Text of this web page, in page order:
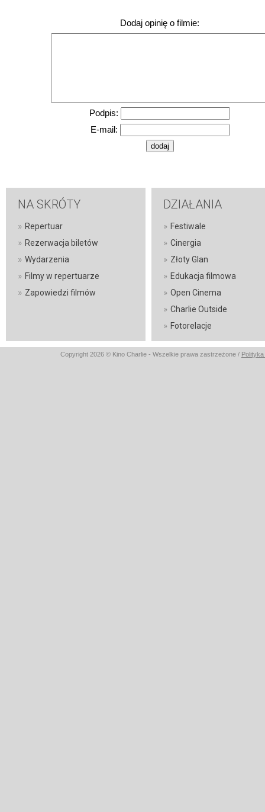
Dodaj opinię o filmie:
Podpis:
E-mail:
NA SKRÓTY
» Repertuar
» Rezerwacja biletów
» Wydarzenia
» Filmy w repertuarze
» Zapowiedzi filmów
DZIAŁANIA
» Festiwale
» Cinergia
» Złoty Glan
» Edukacja filmowa
» Open Cinema
» Charlie Outside
» Fotorelacje
Copyright 2026 © Kino Charlie - Wszelkie prawa zastrzeżone /